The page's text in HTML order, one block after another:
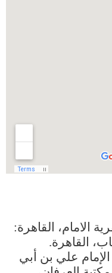
الامام، القاهرة:
القاهرة.
علي بن أبي